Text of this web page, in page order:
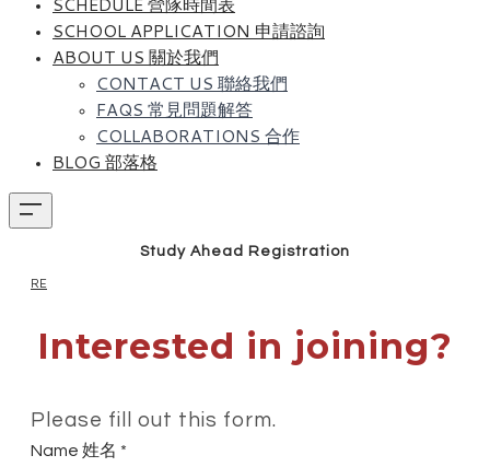
SCHOOL APPLICATION 申請諮詢
ABOUT US 關於我們
CONTACT US 聯絡我們
FAQS 常見問題解答
COLLABORATIONS 合作
BLOG 部落格
Study Ahead Registration
RE
Interested in joining?
Please fill out this form.
Name 姓名 *